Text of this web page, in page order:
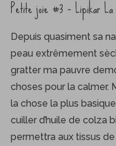
Petite joie #3 – Lipikar La
Depuis quasiment sa
peau extrêmement
gratter ma pauvre
choses pour la calmer.
la chose la plus
cuiller d’huile de colza
permettra aux tissus